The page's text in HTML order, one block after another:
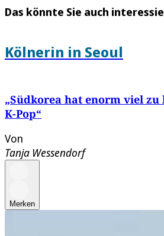
Das könnte Sie auch
Kölnerin in Seoul
„Südkorea hat enorm viel
K-Pop“
Von
Tanja Wessendorf
Merken